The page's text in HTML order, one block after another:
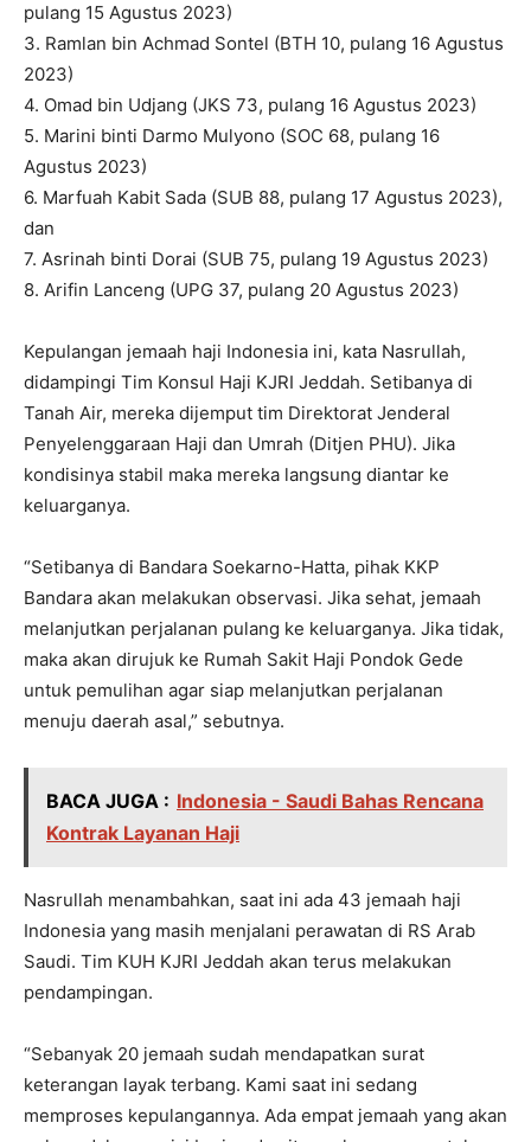
pulang 15 Agustus 2023)
3. Ramlan bin Achmad Sontel (BTH 10, pulang 16 Agustus
2023)
4. Omad bin Udjang (JKS 73, pulang 16 Agustus 2023)
5. Marini binti Darmo Mulyono (SOC 68, pulang 16
Agustus 2023)
6. Marfuah Kabit Sada (SUB 88, pulang 17 Agustus 2023),
dan
7. Asrinah binti Dorai (SUB 75, pulang 19 Agustus 2023)
8. Arifin Lanceng (UPG 37, pulang 20 Agustus 2023)
Kepulangan jemaah haji Indonesia ini, kata Nasrullah,
didampingi Tim Konsul Haji KJRI Jeddah. Setibanya di
Tanah Air, mereka dijemput tim Direktorat Jenderal
Penyelenggaraan Haji dan Umrah (Ditjen PHU). Jika
kondisinya stabil maka mereka langsung diantar ke
keluarganya.
“Setibanya di Bandara Soekarno-Hatta, pihak KKP
Bandara akan melakukan observasi. Jika sehat, jemaah
melanjutkan perjalanan pulang ke keluarganya. Jika tidak,
maka akan dirujuk ke Rumah Sakit Haji Pondok Gede
untuk pemulihan agar siap melanjutkan perjalanan
menuju daerah asal,” sebutnya.
BACA JUGA : Indonesia - Saudi Bahas Rencana
Kontrak Layanan Haji
Nasrullah menambahkan, saat ini ada 43 jemaah haji
Indonesia yang masih menjalani perawatan di RS Arab
Saudi. Tim KUH KJRI Jeddah akan terus melakukan
pendampingan.
“Sebanyak 20 jemaah sudah mendapatkan surat
keterangan layak terbang. Kami saat ini sedang
memproses kepulangannya. Ada empat jemaah yang akan